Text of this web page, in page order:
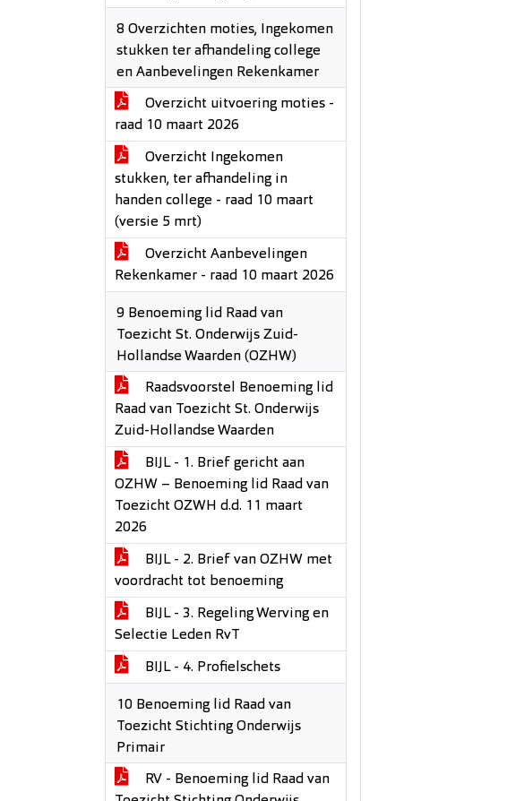
8 Overzichten moties, Ingekomen
stukken ter afhandeling college
en Aanbevelingen Rekenkamer
Overzicht uitvoering moties -
raad 10 maart 2026
Overzicht Ingekomen
stukken, ter afhandeling in
handen college - raad 10 maart
(versie 5 mrt)
Overzicht Aanbevelingen
Rekenkamer - raad 10 maart 2026
9 Benoeming lid Raad van
Toezicht St. Onderwijs Zuid-
Hollandse Waarden (OZHW)
Raadsvoorstel Benoeming lid
Raad van Toezicht St. Onderwijs
Zuid-Hollandse Waarden
BIJL - 1. Brief gericht aan
OZHW – Benoeming lid Raad van
Toezicht OZWH d.d. 11 maart
2026
BIJL - 2. Brief van OZHW met
voordracht tot benoeming
BIJL - 3. Regeling Werving en
Selectie Leden RvT
BIJL - 4. Profielschets
10 Benoeming lid Raad van
Toezicht Stichting Onderwijs
Primair
RV - Benoeming lid Raad van